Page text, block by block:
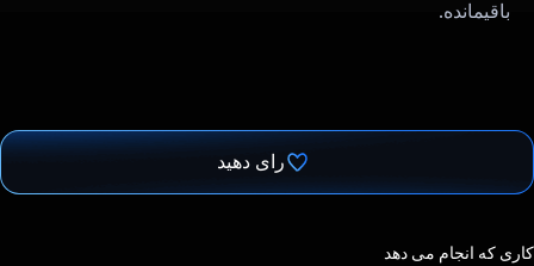
باقیمانده.
رای دهید
کاری که انجام می دهد